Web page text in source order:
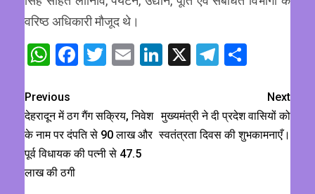
वरिष्ठ अधिकारी मौजूद थे।
WhatsApp
Facebook
Twitter
EmailLinkedIn
X Telegram
Previous
देहरादून में ठग गैंग सक्रिय, निवेश
के नाम पर दंपति से 90 लाख और
पूर्व विधायक की पत्नी से ₹47.5
लाख की ठगी
Next
मुख्यमंत्री ने दी प्रदेश वासियों को
स्वतंत्रता दिवस की शुभकामनाएँ।